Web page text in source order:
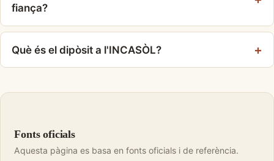
fiança?
Què és el dipòsit a l'INCASÒL?
Fonts oficials
Aquesta pàgina es basa en fonts oficials i de referència.